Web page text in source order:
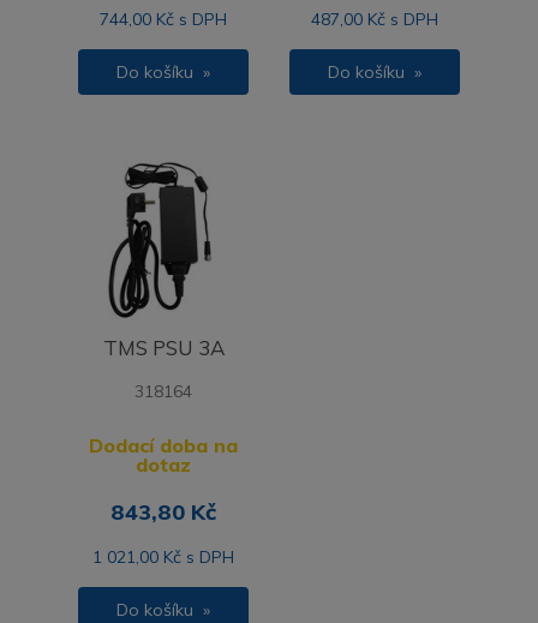
744,00 Kč s DPH
Do košíku »
487,00 Kč s DPH
Do košíku »
TMS PSU 3A
318164
Dodací doba na
dotaz
843,80 Kč
1 021,00 Kč s DPH
Do košíku »